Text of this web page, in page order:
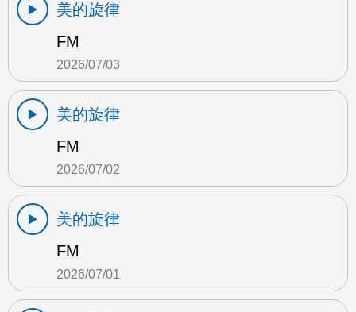
美的旋律
FM
2026/07/03
美的旋律
FM
2026/07/02
美的旋律
FM
2026/07/01